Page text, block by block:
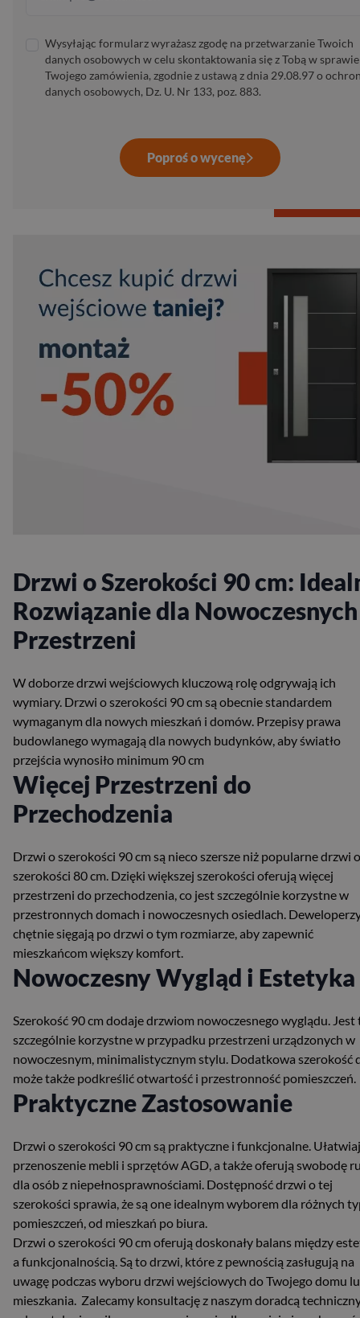
Wysyłając formularz wyrażasz zgodę na przetwarzanie Twoich
danych osobowych w celu skontaktowania się z Tobą w sprawie
Twojego zamówienia, zgodnie z ustawą z dnia 29.08.97 o
danych osobowych, Dz. U. Nr 133, poz. 883.
Poproś o wycenę
Drzwi o Szerokości 90 cm:
Rozwiązanie dla Nowoczesnych
Przestrzeni
W doborze drzwi wejściowych kluczową rolę odgrywają ich
wymiary. Drzwi o szerokości 90 cm są obecnie standardem
wymaganym dla nowych mieszkań i domów. Przepisy prawa
budowlanego wymagają dla nowych budynków, aby światło
przejścia wynosiło minimum 90 cm
Więcej Przestrzeni do
Przechodzenia
Drzwi o szerokości 90 cm są nieco szersze niż popularne drzwi o
szerokości 80 cm. Dzięki większej szerokości oferują więcej
przestrzeni do przechodzenia, co jest szczególnie korzystne w
przestronnych domach i nowoczesnych osiedlach.
chętnie sięgają po drzwi o tym rozmiarze, aby zapewnić
mieszkańcom większy komfort​.
Nowoczesny Wygląd i Estetyka
Szerokość 90 cm dodaje drzwiom nowoczesnego wyglądu. Jest
szczególnie korzystne w przypadku przestrzeni urządzonych w
nowoczesnym, minimalistycznym stylu. Dodatkowa szerokość
może także podkreślić otwartość i przestronność pomieszczeń.
Praktyczne Zastosowanie
Drzwi o szerokości 90 cm są praktyczne i funkcjonalne.
przenoszenie mebli i sprzętów AGD, a także oferują swobodę
dla osób z niepełnosprawnościami. Dostępność drzwi o tej
szerokości sprawia, że są one idealnym wyborem dla różnych
pomieszczeń, od mieszkań po biura.
Drzwi o szerokości 90 cm oferują doskonały balans między
a funkcjonalnością. Są to drzwi, które z pewnością zasługują na
uwagę podczas wyboru drzwi wejściowych do Twojego domu
mieszkania. Zalecamy konsultację z naszym doradcą